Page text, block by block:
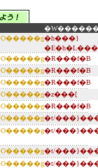
�h���}
�R���f�B
�R���f�B
�R���f�B
�z���[
�R���f�B
�t/
�t/
�t/
�t/